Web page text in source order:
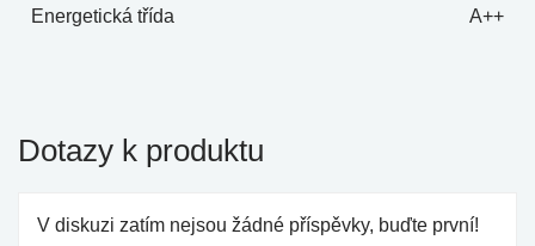
Energetická třída A++
Dotazy k produktu
V diskuzi zatím nejsou žádné příspěvky, buďte první!